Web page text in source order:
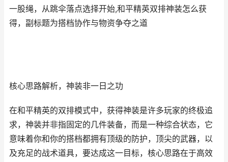
一股绳，从跳伞落点选择开始,和平精英双排神装怎么获
得，副标题为搭档协作与物资争夺之道
核心思路解析，神装非一日之功
在和平精英的双排模式中，获得神装是许多玩家的终极追
求，神装并非指固定的几件装备，而是一种综合状态，它
意味着你和你的搭档都拥有顶级的防护，顶尖的武器，以
及充足的战术道具，要达成这一目标，核心思路在于高效